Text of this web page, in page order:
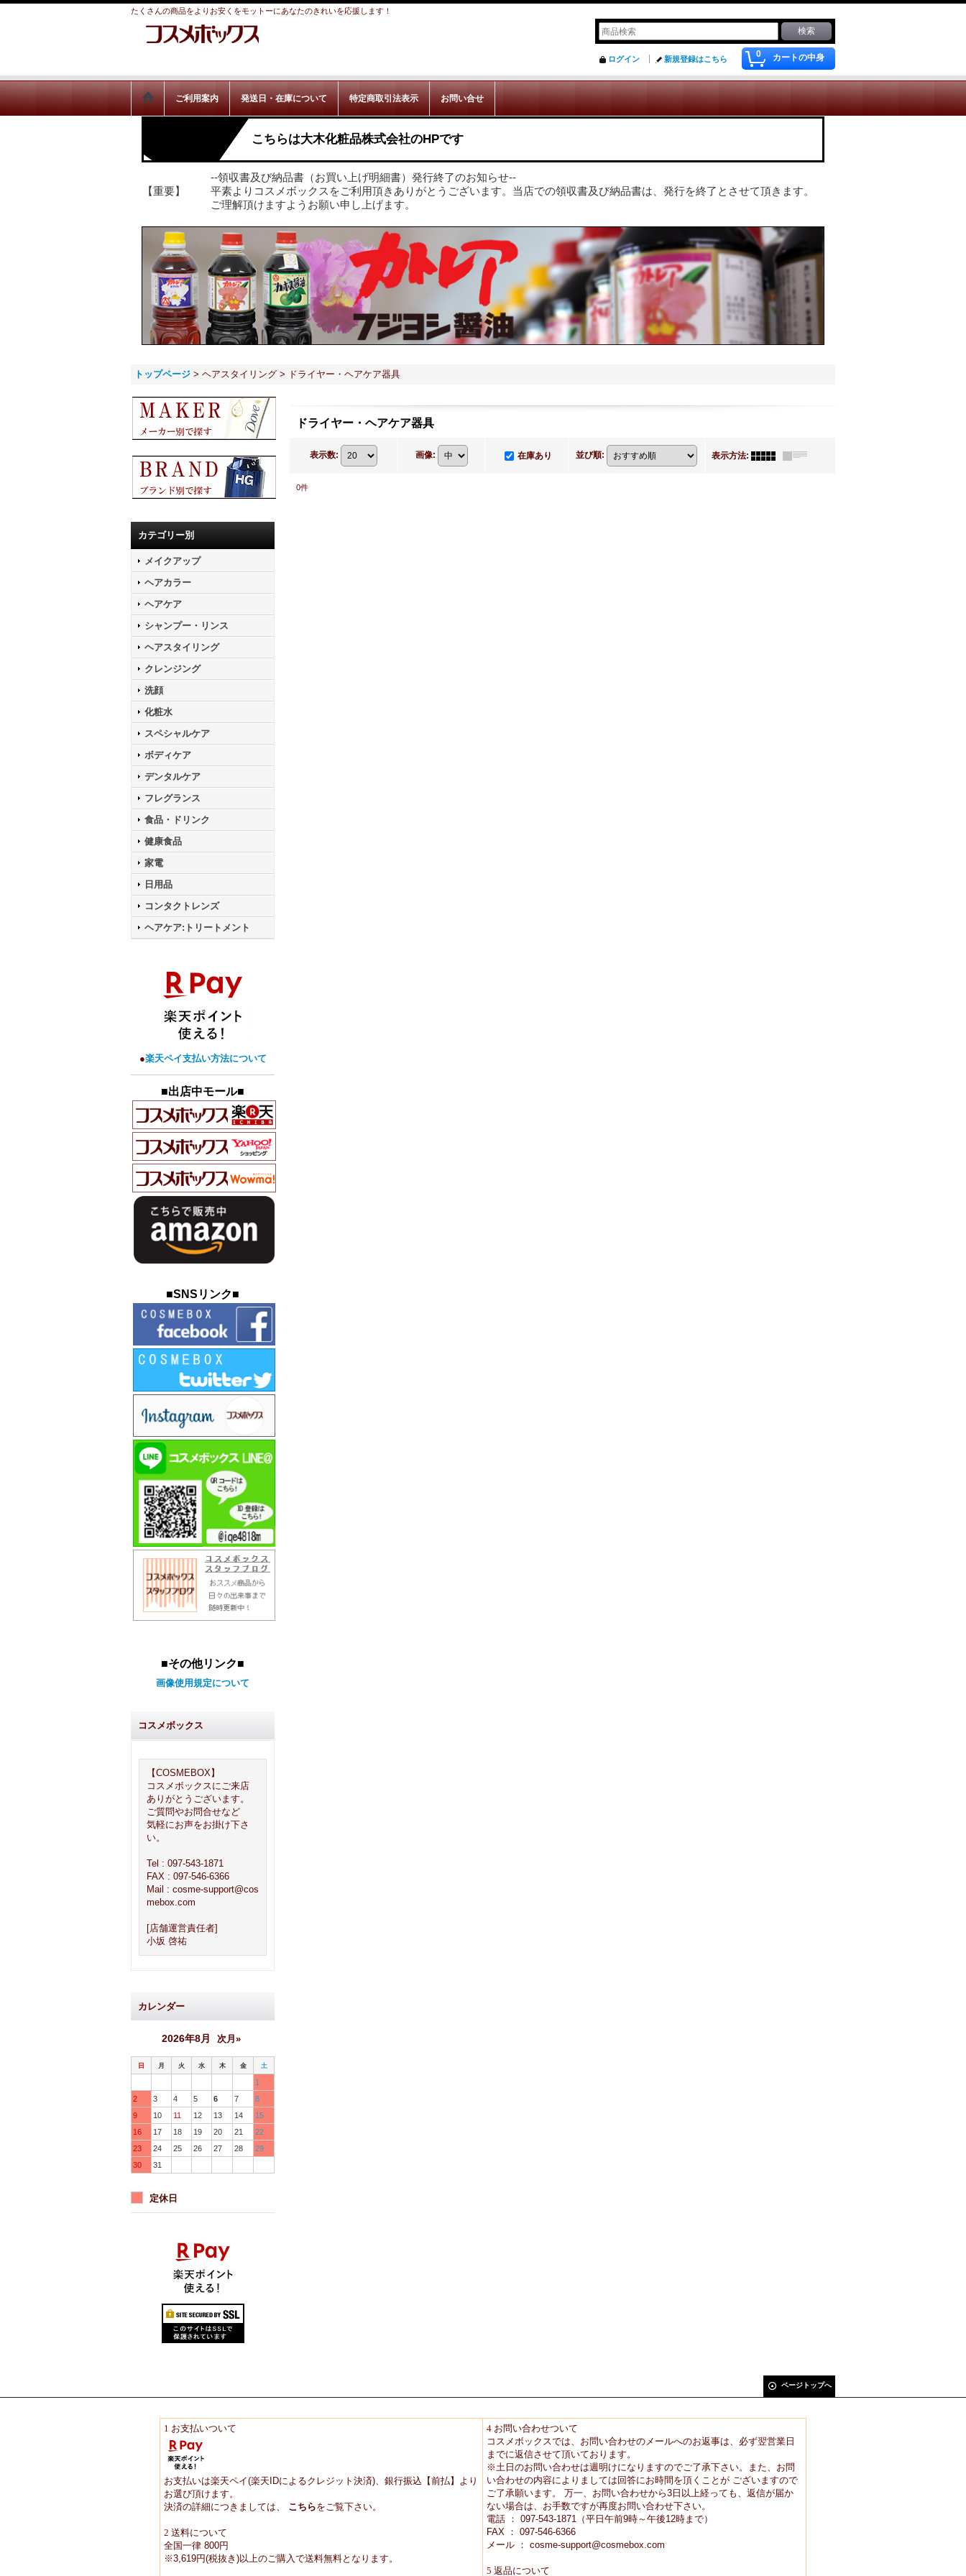
たくさんの商品をよりお安くをモットーにあなたのきれいを応援します！
0 カートの中身
ログイン 新規登録はこちら
ご利用案内 発送日・在庫について 特定商取引法表示 お問い合せ
こちらは大木化粧品株式会社のHPです
【重要】
--領収書及び納品書（お買い上げ明細書）発行終了のお知らせ--
平素よりコスメボックスをご利用頂きありがとうございます。当店での領収書及び納品書は、発行を終了とさせて頂きます。
ご理解頂けますようお願い申し上げます。
トップページ > ヘアスタイリング > ドライヤー・ヘアケア器具
カテゴリー別
メイクアップ
ヘアカラー
ヘアケア
シャンプー・リンス
ヘアスタイリング
クレンジング
洗顔
化粧水
スペシャルケア
ボディケア
デンタルケア
フレグランス
食品・ドリンク
健康食品
家電
日用品
コンタクトレンズ
ヘアケア:トリートメント
●楽天ペイ支払い方法について
■出店中モール■
■SNSリンク■
■その他リンク■
画像使用規定について
コスメボックス
【COSMEBOX】
コスメボックスにご来店
ありがとうございます。
ご質問やお問合せなど
気軽にお声をお掛け下さ
い。
Tel : 097-543-1871
FAX : 097-546-6366
Mail : cosme-support@cos
mebox.com
[店舗運営責任者]
小坂 啓祐
カレンダー
2026年8月 次月»
日 月 火 水 木 金 土
1
2
3 4 5 6 7
8
9
10 11 12 13 14
15
16
17 18 19 20 21
22
23
24 25 26 27 28
29
30
31
定休日
ドライヤー・ヘアケア器具
表示数: 画像: 在庫あり 並び順: 表示方法:
0件
ページトップへ
1 お支払いついて
お支払いは楽天ペイ(楽天IDによるクレジット決済)、銀行振込【前払】より
お選び頂けます。
決済の詳細につきましては、
こちらをご覧下さい。
2 送料について
全国一律 800円
※3,619円(税抜き)以上のご購入で送料無料となります。
4 お問い合わせついて
コスメボックスでは、お問い合わせのメールへのお返事は、必ず翌営業日
までに返信させて頂いております。
※土日のお問い合わせは週明けになりますのでご了承下さい。また、お問
い合わせの内容によりましては回答にお時間を頂くことが ございますので
ご了承願います。 万一、お問い合わせから3日以上経っても、返信が届か
ない場合は、お手数ですが再度お問い合わせ下さい。
電話 ： 097-543-1871（平日午前9時～午後12時まで）
FAX ： 097-546-6366
メール ： cosme-support@cosmebox.com
5 返品について